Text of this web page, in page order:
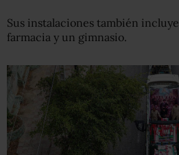
Sus instalaciones también
farmacia y un gimnasio.